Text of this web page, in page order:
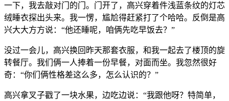
一下，我去敲对门的门。门开了，高兴穿着件浅蓝条纹的灯芯
绒睡衣探出头来。我一愣，尴尬得赶紧打了个哈哈。反倒是高
兴大大方方说：“他还睡呢，咱俩先吃早饭去？”
没过一会儿，高兴换回昨天那套衣服，和我一起去了楼顶的旋
转餐厅。我们俩一人捧着一份早餐，对面而坐。我忽然很好
奇：“你们俩性格差这么多，怎么认识的？”
高兴拿叉子戳了一块水果，边吃边说：“我跟他呀？特简单，